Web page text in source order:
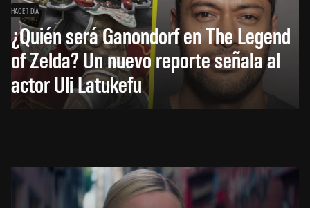
HACE 1 DÍA
¿Quién será Ganondorf en The Legend
of Zelda? Un nuevo reporte señala al
actor Uli Latukefu